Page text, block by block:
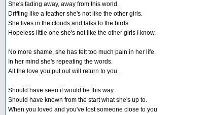
She's fading away, away from this world.
Drifting like a feather she's not like the other girls.
She lives in the clouds and talks to the birds.
Hopeless little one she's not like the other girls I know.
No more shame, she has felt too much pain in her life.
In her mind she's repeating the words.
All the love you put out will return to you.
Should have seen it would be this way.
Should have known from the start what she's up to.
When you loved and you've lost someone close to you